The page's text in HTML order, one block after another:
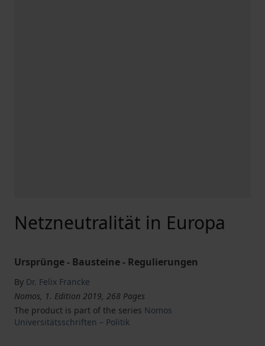
Netzneutralität in Europa
Ursprünge - Bausteine - Regulierungen
By Dr. Felix Francke
Nomos, 1. Edition 2019, 268 Pages
The product is part of the series Nomos
Universitätsschriften – Politik